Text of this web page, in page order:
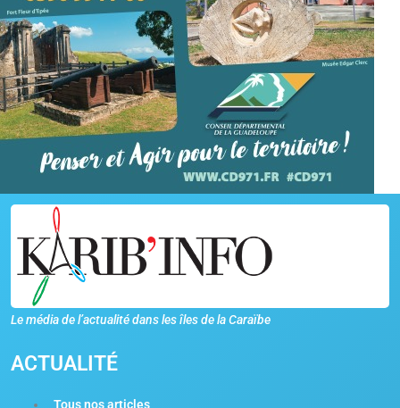
Le média de l’actualité dans les îles de la Caraïbe
ACTUALITÉ
Tous nos articles